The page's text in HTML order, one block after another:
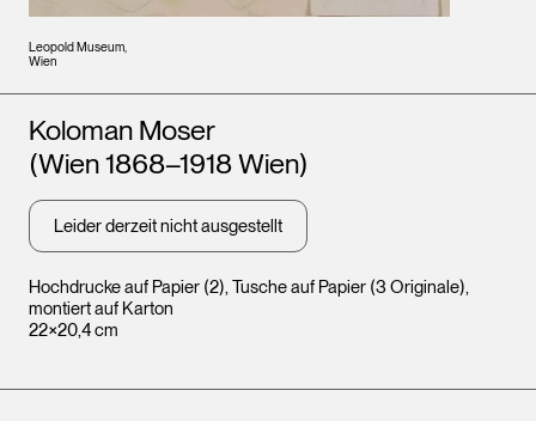
Leopold Museum,
Wien
Hochdrucke auf Papier (2), Tusche auf Papier (3 Originale),
montiert auf Karton
22×20,4 cm
Künstler*innen
Koloman Moser
(Wien 1868–1918 Wien)
Leider derzeit nicht ausgestellt